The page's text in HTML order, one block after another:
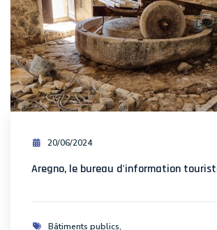
20/06/2024
Aregno, le bureau d'information
Bâtiments publics